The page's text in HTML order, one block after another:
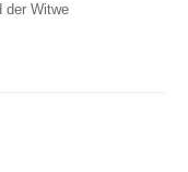
der Witwe